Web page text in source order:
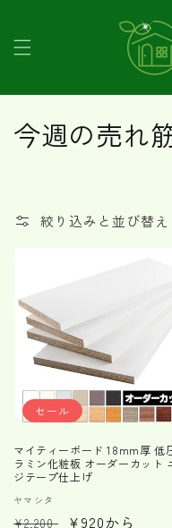
進む
コ
シ
ン
今週の売れ
絞り込みと並び替え
セール
マイティーボード 18mm厚 低
ラミン化粧板 オーダーカット
ジテープ仕上げ
販
売
ヤマシタ
通
¥2,200
セ
¥920から